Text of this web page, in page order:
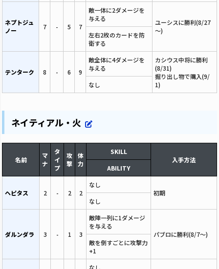
ネプトジュ
ノー
7 - 5 7
敵一体に2ダメージを
与える
ユーシスに勝利(8/27
～)
左右2枚のカードを防
衛する
テンターク 8 - 6 9
敵全体に4ダメージを
与える
カシウス中将に勝利
(8/31)
掘り出し物で購入(9/
1)
なし
ネイティアル・火
名前
マ
ナ
タ
イ
プ
攻
撃
体
力
SKILL
入手方法
ABILITY
ヘピタス 2 - 2 2
なし
初期
なし
ダルンダラ 3 - 1 3
敵陣一列に1ダメージ
を与える
パブロに勝利(8/7～)
敵を倒すごとに攻撃力
+1